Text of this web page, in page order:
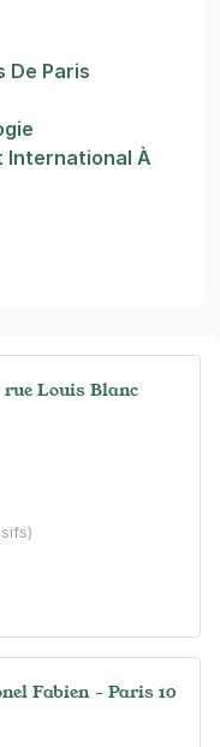
Louis Blanc
Fabien - Paris 10
De Paris
International À